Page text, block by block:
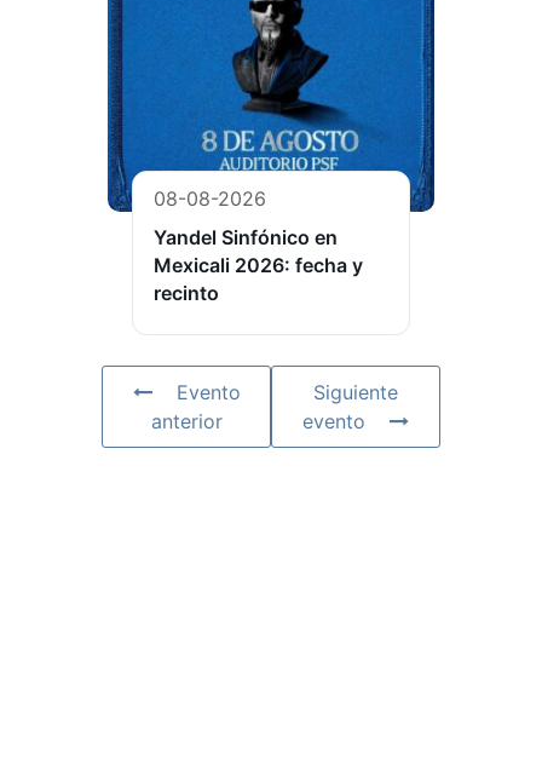
08-08-2026
Yandel Sinfónico en
Mexicali 2026: fecha y
recinto
Evento
anterior
Siguiente
evento